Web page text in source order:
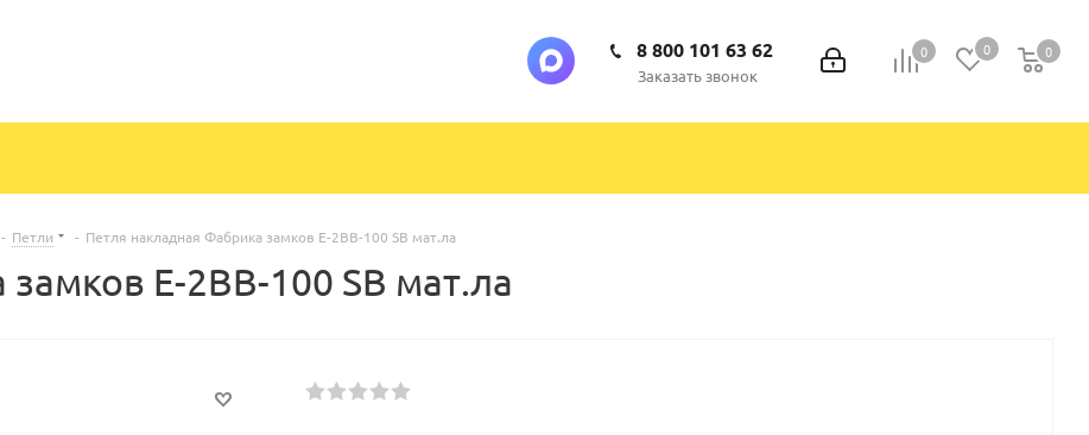
0 0 0
0
8 800 101 63 62
Заказать звонок
- Петли - Петля накладная Фабрика замков Е-2ВВ-100 SВ мат.ла
Е-2ВВ-100 SВ мат.ла